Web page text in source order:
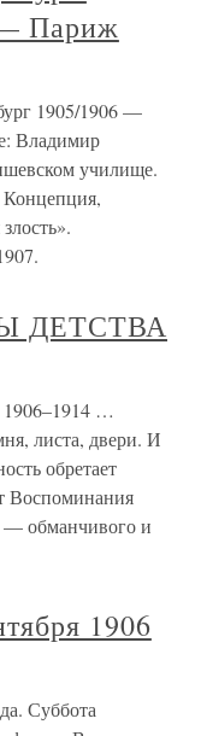
— Париж
1905/1906 —
Владимир
училище.
Концепция,
ДЕТСТВА
…
листа, двери. И
обретает
Воспоминания
— обманчивого и
1906
Суббота